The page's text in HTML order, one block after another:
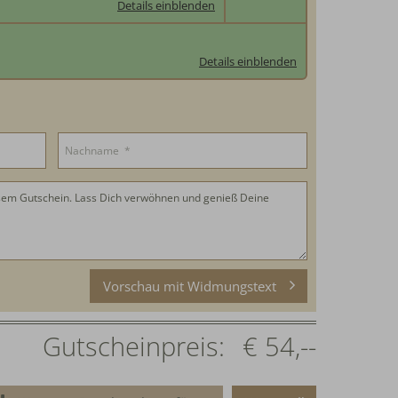
Details einblenden
Wir übersenden Ihnen den Gutschein ausgedruckt mit der Deutschen Post.
Details einblenden
Vorschau mit Widmungstext
Gutscheinpreis: € 54,--